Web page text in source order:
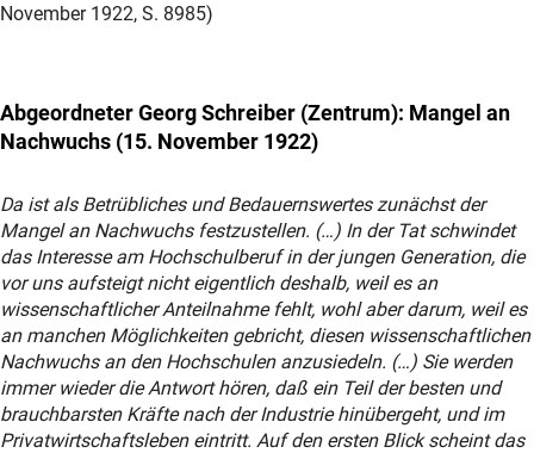
November 1922, S. 8985)
Abgeordneter Georg Schreiber (Zentrum): Mangel an
Nachwuchs (15. November 1922)
Da ist als Betrübliches und Bedauernswertes zunächst der
Mangel an Nachwuchs festzustellen. (…) In der Tat schwindet
das Interesse am Hochschulberuf in der jungen Generation, die
vor uns aufsteigt nicht eigentlich deshalb, weil es an
wissenschaftlicher Anteilnahme fehlt, wohl aber darum, weil es
an manchen Möglichkeiten gebricht, diesen wissenschaftlichen
Nachwuchs an den Hochschulen anzusiedeln. (…) Sie werden
immer wieder die Antwort hören, daß ein Teil der besten und
brauchbarsten Kräfte nach der Industrie hinübergeht, und im
Privatwirtschaftsleben eintritt. Auf den ersten Blick scheint das